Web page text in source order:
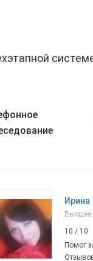
Ирина
Высшее
10 / 10
Помог